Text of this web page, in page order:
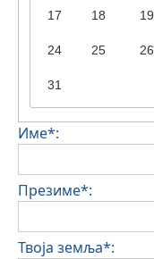
17 18 19
24 25 26
31
Име*:
Презиме*:
Твоја земља*: